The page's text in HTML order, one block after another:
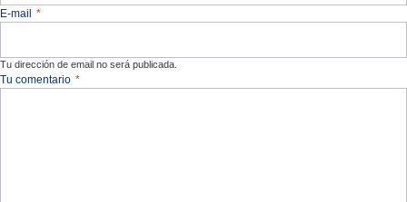
E-mail *
Tu dirección de email no será publicada.
Tu comentario *